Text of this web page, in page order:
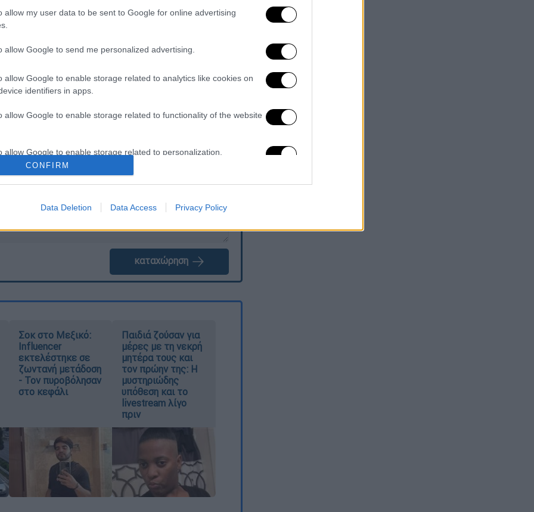
allow my user data to be sent to Google for online advertising
allow Google to send me personalized advertising.
allow Google to enable storage related to analytics like cookies on
identifiers in apps.
allow Google to enable storage related to functionality of the website
allow Google to enable storage related to personalization.
CONFIRM
Data Deletion Data Access Privacy Policy
αυτό το όνομα.
- Διάρκεια ημέρας: 10 ώρες 36 λεπτά
ΕΘΝΟΣ θα παρεμβαίνει και τα προσβλητικά σχόλια θα
καταχώρηση
Σοκ στο Μεξικό:
Influencer
εκτελέστηκε σε
ζωντανή μετάδοση
- Τον πυροβόλησαν
στο κεφάλι
Παιδιά ζούσαν για
μέρες με τη νεκρή
μητέρα τους και
τον πρώην της: Η
μυστηριώδης
υπόθεση και το
livestream λίγο
πριν